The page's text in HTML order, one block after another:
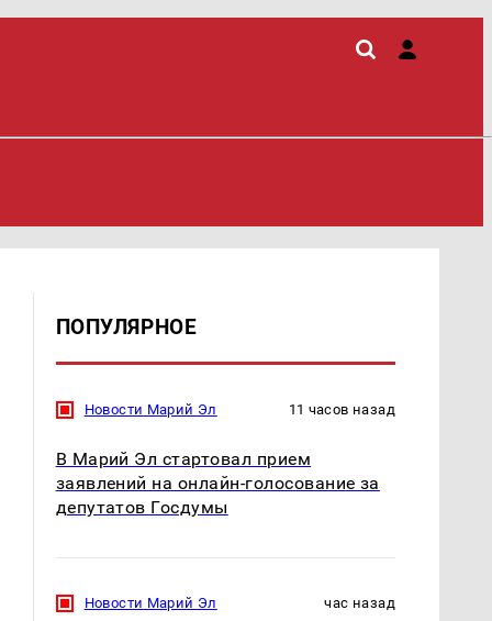
ПОПУЛЯРНОЕ
Новости Марий Эл 11 часов назад
В Марий Эл стартовал прием
заявлений на онлайн-голосование за
депутатов Госдумы
Новости Марий Эл час назад